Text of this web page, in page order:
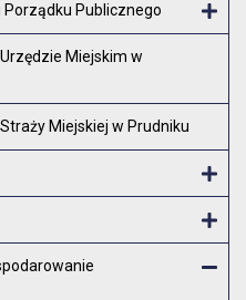
Publicznego
Miejskim w
Miejskiej w Prudniku